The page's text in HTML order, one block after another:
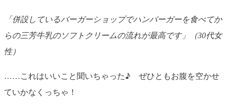
「併設しているバーガーショップでハンバーガーを食べてか
らの三芳牛乳のソフトクリームの流れが最高です」（30代女
性）
……これはいいこと聞いちゃった♪ ぜひともお腹を空かせ
ていかなくっちゃ！